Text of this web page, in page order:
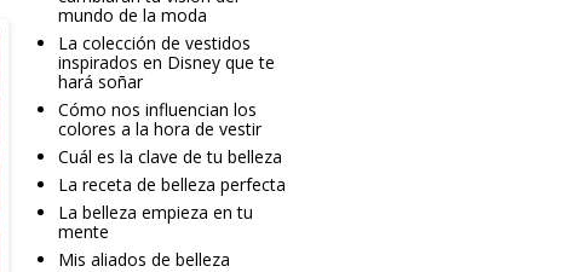
mundo de la moda
La colección de vestidos
inspirados en Disney que te
hará soñar
Cómo nos influencian los
colores a la hora de vestir
Cuál es la clave de tu belleza
La receta de belleza perfecta
La belleza empieza en tu
mente
Mis aliados de belleza